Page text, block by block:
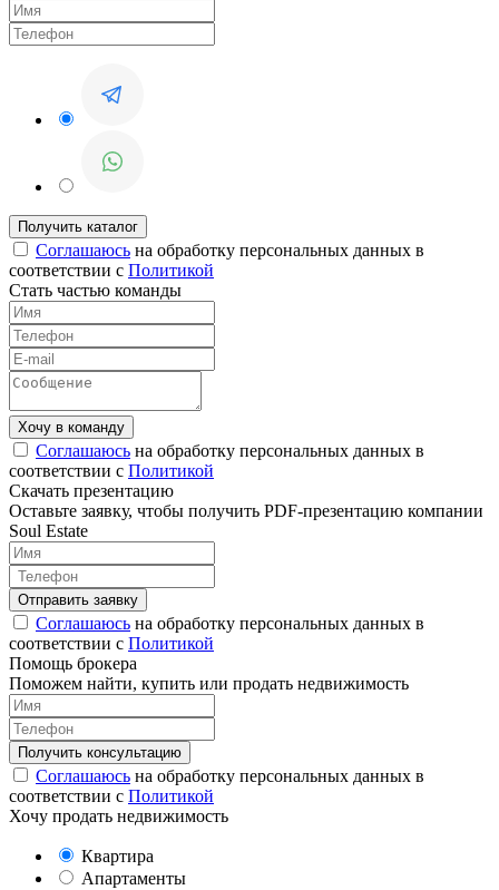
Соглашаюсь на обработку персональных данных в
соответствии с Политикой
Стать частью команды
Соглашаюсь на обработку персональных данных в
соответствии с Политикой
Скачать презентацию
Оставьте заявку, чтобы получить PDF-презентацию компании
Soul Estate
Соглашаюсь на обработку персональных данных в
соответствии с Политикой
Помощь брокера
Поможем найти, купить или продать недвижимость
Соглашаюсь на обработку персональных данных в
соответствии с Политикой
Хочу продать недвижимость
Квартира
Апартаменты